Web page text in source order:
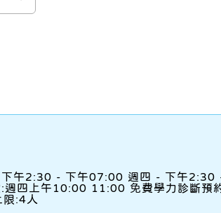
午2:30 - 下午07:00 週四 - 下午2:30
四上午10:00 11:00 免費學力診斷預
:4人